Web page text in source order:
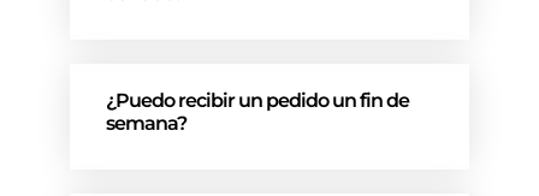
¿Puedo recibir un pedido un fin de
semana?